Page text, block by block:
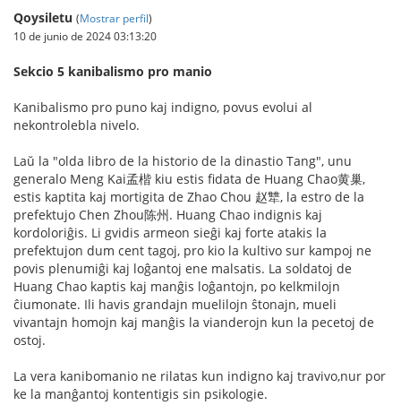
Qoysiletu (Mostrar perfil)
10 de junio de 2024 03:13:20
Sekcio 5 kanibalismo pro manio
Kanibalismo pro puno kaj indigno, povus evolui al
nekontrolebla nivelo.
Laŭ la "olda libro de la historio de la dinastio Tang", unu
generalo Meng Kai孟楷 kiu estis fidata de Huang Chao黄巢,
estis kaptita kaj mortigita de Zhao Chou 赵犨, la estro de la
prefektujo Chen Zhou陈州. Huang Chao indignis kaj
kordoloriĝis. Li gvidis armeon sieĝi kaj forte atakis la
prefektujon dum cent tagoj, pro kio la kultivo sur kampoj ne
povis plenumiĝi kaj loĝantoj ene malsatis. La soldatoj de
Huang Chao kaptis kaj manĝis loĝantojn, po kelkmilojn
ĉiumonate. Ili havis grandajn muelilojn ŝtonajn, mueli
vivantajn homojn kaj manĝis la vianderojn kun la pecetoj de
ostoj.
La vera kanibomanio ne rilatas kun indigno kaj travivo,nur por
ke la manĝantoj kontentigis sin psikologie.